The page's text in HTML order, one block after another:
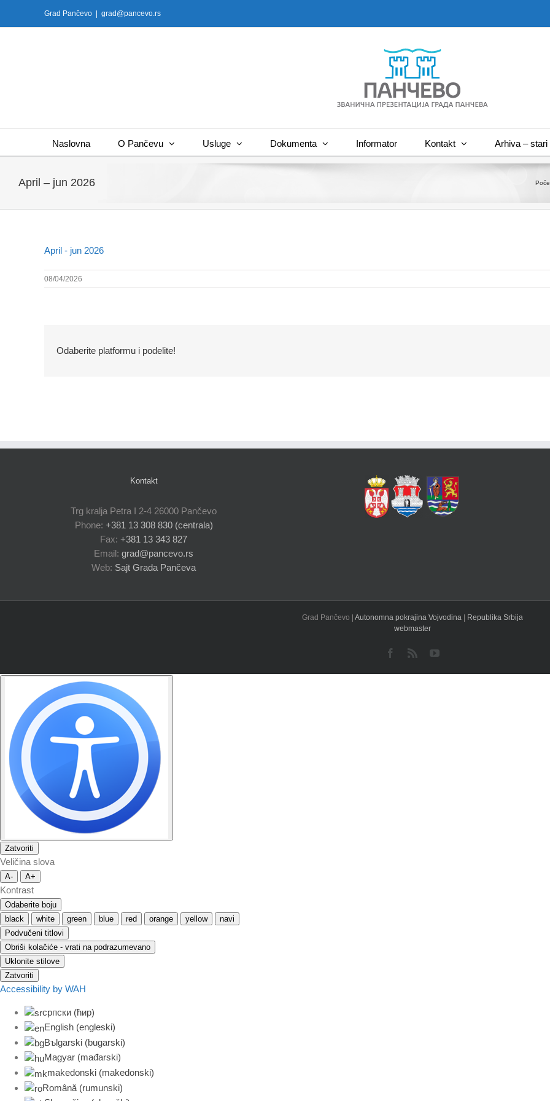
Grad Pančevo grad@pancevo.rs
Naslovna O Pančevu Usluge Dokumenta Informator Kontakt Arhiva – stari
April – jun 2026
April - jun 2026
08/04/2026
Odaberite platformu i podelite!
Kontakt
Trg kralja Petra I 2-4 26000 Pančevo
Phone: +381 13 308 830 (centrala)
Fax: +381 13 343 827
Email: grad@pancevo.rs
Web: Sajt Grada Pančeva
Grad Pančevo | Autonomna pokrajina Vojvodina | Republika Srbija
webmaster
Facebook
Rss YouTube
Zatvoriti
Veličina slova
A- A+
Kontrast
Odaberite boju
black
white green blue red orange yellow
navi
Podvučeni titlovi
Obriši kolačiće - vrati na podrazumevano
Uklonite stilove
Zatvoriti
Accessibility by WAH
српски (ћир)
English (engleski)
Bъlgarski (bugarski)
Magyar (mađarski)
makedonski (makedonski)
Română (rumunski)